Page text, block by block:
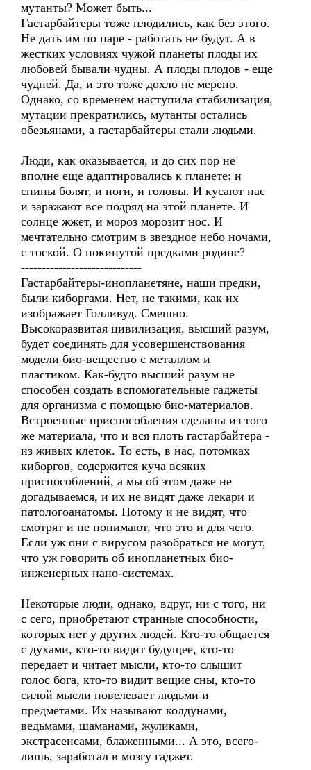
мутанты? Может быть...
Гастарбайтеры тоже плодились, как без этого.
Не дать им по паре - работать не будут. А в
жестких условиях чужой планеты плоды их
любовей бывали чудны. А плоды плодов - еще
чудней. Да, и это тоже дохло не мерено.
Однако, со временем наступила стабилизация,
мутации прекратились, мутанты остались
обезьянами, а гастарбайтеры стали людьми.
Люди, как оказывается, и до сих пор не
вполне еще адаптировались к планете: и
спины болят, и ноги, и головы. И кусают нас
и заражают все подряд на этой планете. И
солнце жжет, и мороз морозит нос. И
мечтательно смотрим в звездное небо ночами,
с тоской. О покинутой предками родине?
-----------------------------
Гастарбайтеры-инопланетяне, наши предки,
были киборгами. Нет, не такими, как их
изображает Голливуд. Смешно.
Высокоразвитая цивилизация, высший разум,
будет соединять для усовершенствования
модели био-вещество с металлом и
пластиком. Как-будто высший разум не
способен создать вспомогательные гаджеты
для организма с помощью био-материалов.
Встроенные приспособления сделаны из того
же материала, что и вся плоть гастарбайтера -
из живых клеток. То есть, в нас, потомках
киборгов, содержится куча всяких
приспособлений, а мы об этом даже не
догадываемся, и их не видят даже лекари и
патологоанатомы. Потому и не видят, что
смотрят и не понимают, что это и для чего.
Если уж они с вирусом разобраться не могут,
что уж говорить об инопланетных био-
инженерных нано-системах.
Некоторые люди, однако, вдруг, ни с того, ни
с сего, приобретают странные способности,
которых нет у других людей. Кто-то общается
с духами, кто-то видит будущее, кто-то
передает и читает мысли, кто-то слышит
голос бога, кто-то видит вещие сны, кто-то
силой мысли повелевает людьми и
предметами. Их называют колдунами,
ведьмами, шаманами, жуликами,
экстрасенсами, блаженными... А это, всего-
лишь, заработал в мозгу гаджет.